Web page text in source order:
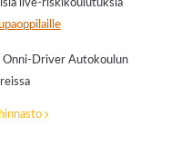
live-riskikoulutuksia
Onni-Driver Autokoulun